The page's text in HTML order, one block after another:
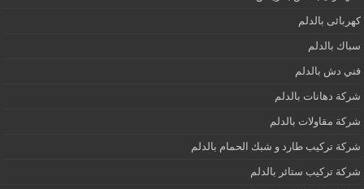
كهربائى بالدلم
سباك بالدلم
فني دش بالدلم
شركة دهانات بالدلم
شركة مقاولات بالدلم
شركة تركيب طارد و شبك الحمام بالدلم
شركة تركيب ستائر بالدلم